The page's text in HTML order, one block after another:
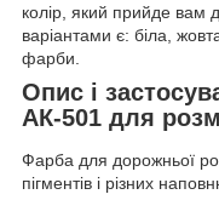
колір, який прийде вам
варіантами є: біла,
фарби.
Опис і
АК-501 для
Фарба для дорожньої
пігментів і різних